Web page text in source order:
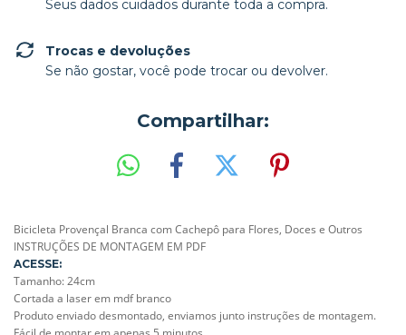
Seus dados cuidados durante toda a compra.
Trocas e devoluções
Se não gostar, você pode trocar ou devolver.
Compartilhar:
Bicicleta Provençal Branca com Cachepô para Flores, Doces e Outros
INSTRUÇÕES DE MONTAGEM EM PDF
ACESSE:
Tamanho: 24cm
Cortada a laser em mdf branco
Produto enviado desmontado, enviamos junto instruções de montagem.